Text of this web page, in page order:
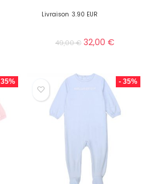
Livraison 3.90 EUR
49,00€ 32,00€
- 35%